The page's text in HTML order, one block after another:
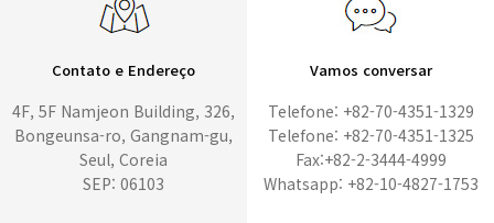
Contato e Endereço
4F, 5F Namjeon Building, 326,
Bongeunsa-ro, Gangnam-gu,
Seul, Coreia
SEP: 06103
Vamos conversar
Telefone: +82-70-4351-1329
Telefone: +82-70-4351-1325
Fax:+82-2-3444-4999
Whatsapp: +82-10-4827-1753